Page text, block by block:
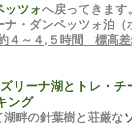
ッツォへ戻ってきます
ナ・ダンペッツォ泊
４～４,５時間 標高
リーナ湖とトレ・
ング
畔の針葉樹と荘厳な